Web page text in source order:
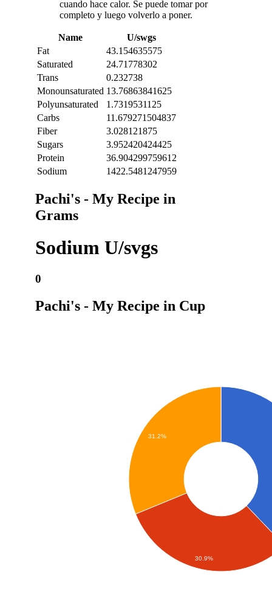
cuando hace calor. Se puede tomar por
completo y luego volverlo a poner.
Name
U/swgs
Fat
43.154635575
Saturated
24.71778302
Trans
0.232738
Monounsaturated 13.76863841625
Polyunsaturated
1.7319531125
Carbs
11.679271504837
Fiber
3.028121875
Sugars
3.952420424425
Protein
36.904299759612
Sodium
1422.5481247959
Pachi's - My Recipe in
Grams
Sodium U/svgs
0
Pachi's - My Recipe in Cup
31.2%
30.9%